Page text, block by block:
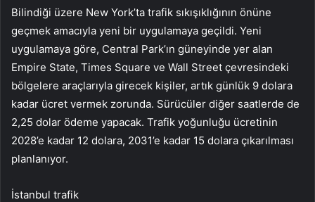
Bilindiği üzere New York’ta trafik sıkışıklığının önüne
geçmek amacıyla yeni bir uygulamaya geçildi. Yeni
uygulamaya göre, Central Park’ın güneyinde yer alan
Empire State, Times Square ve Wall Street çevresindeki
bölgelere araçlarıyla girecek kişiler, artık günlük 9 dolara
kadar ücret vermek zorunda. Sürücüler diğer saatlerde de
2,25 dolar ödeme yapacak. Trafik yoğunluğu ücretinin
2028’e kadar 12 dolara, 2031’e kadar 15 dolara çıkarılması
planlanıyor.
İstanbul trafik